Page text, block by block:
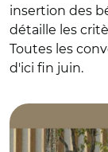
insertion des
détaille les
Toutes les
d'ici fin juin.